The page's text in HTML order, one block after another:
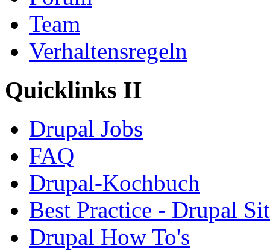
Team
Verhaltensregeln
Quicklinks II
Drupal Jobs
FAQ
Drupal-Kochbuch
Best Practice - Drupal
Drupal How To's